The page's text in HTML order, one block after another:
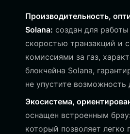
Производительность,
Solana: создан для
скоростью транзакций и
комиссиями за газ,
блокчейна Solana,
не упустите возможность
Экосистема,
оснащен встроенным
который позволяет легко